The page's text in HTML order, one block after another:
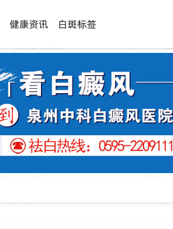
健康资讯 白斑标签